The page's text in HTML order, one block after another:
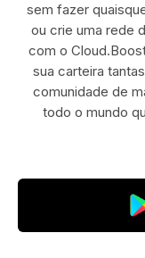
sem fazer
ou crie uma rede
com o
sua carteira
comunidade de
todo o mundo